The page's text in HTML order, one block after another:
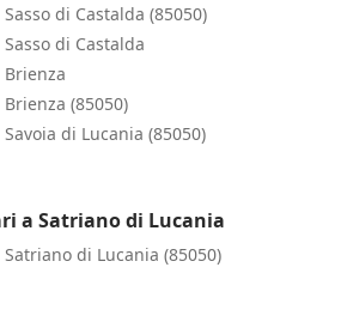
di Castalda (85050)
di Castalda
(85050)
di Lucania (85050)
a Satriano di Lucania
di Lucania (85050)